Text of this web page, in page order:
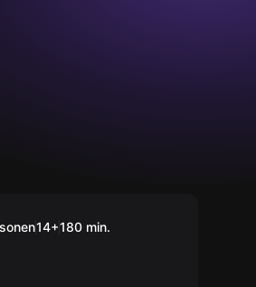
Macht
14+180 min.